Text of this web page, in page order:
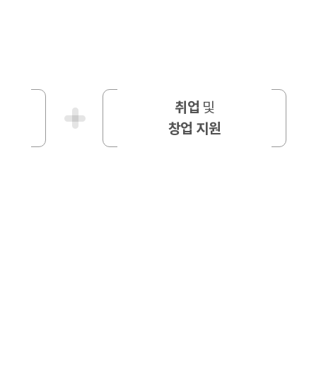
취업 및
창업 지원